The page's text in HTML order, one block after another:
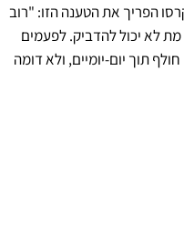
הפריך את הטענה הזו: "רוב
מת לא יכול להדביק. לפעמים
תוך יום-יומיים, ולא דומה